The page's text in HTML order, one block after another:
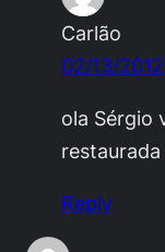
Carlão
02/13/2012
ola Sérgio
Reply